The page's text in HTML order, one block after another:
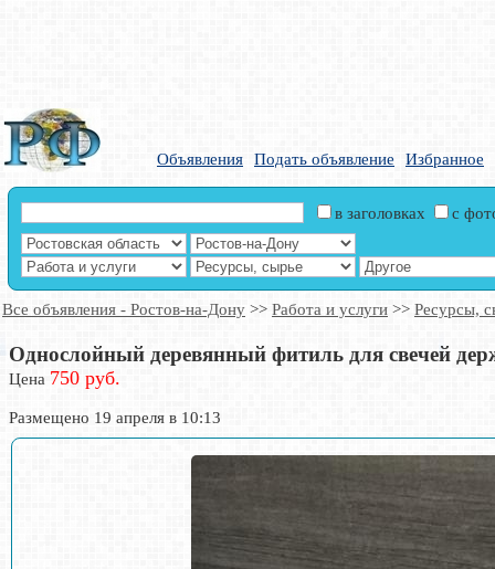
Объявления Подать объявление Избранное
в заголовках с
Все объявления - Ростов-на-Дону >> Работа и услуги >> Ресурсы,
Однослойный деревянный фитиль для свечей
Цена 750 руб.
Размещено 19 апреля в 10:13